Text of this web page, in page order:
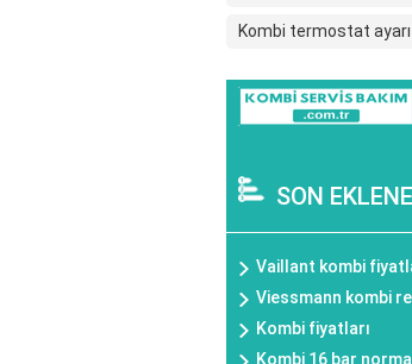
Kombi termostat ayarı
SON
Vaillant kombi
Viessmann kombi
Kombi fiyatları
Kombi 16 bar